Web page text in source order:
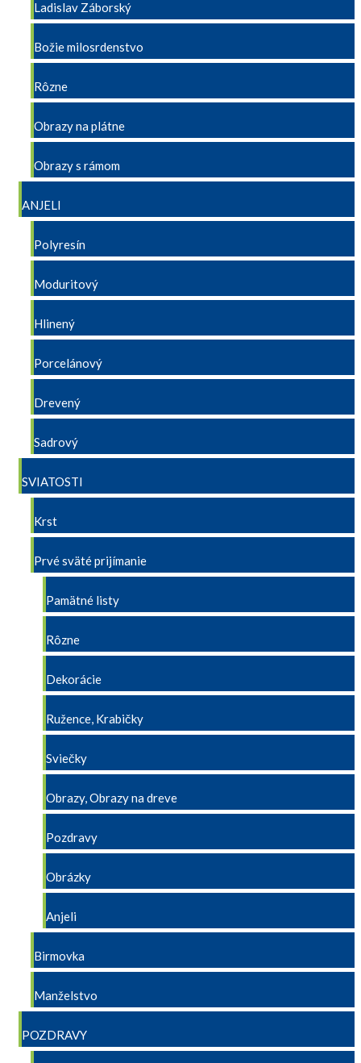
Ladislav Záborský
Božie milosrdenstvo
Rôzne
Obrazy na plátne
Obrazy s rámom
ANJELI
Polyresín
Moduritový
Hlinený
Porcelánový
Drevený
Sadrový
SVIATOSTI
Krst
Prvé sväté prijímanie
Pamätné listy
Rôzne
Dekorácie
Ružence, Krabičky
Sviečky
Obrazy, Obrazy na dreve
Pozdravy
Obrázky
Anjeli
Birmovka
Manželstvo
POZDRAVY